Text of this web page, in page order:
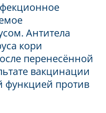
Антитела
кори
перенесённой
вакцинации
функцией против